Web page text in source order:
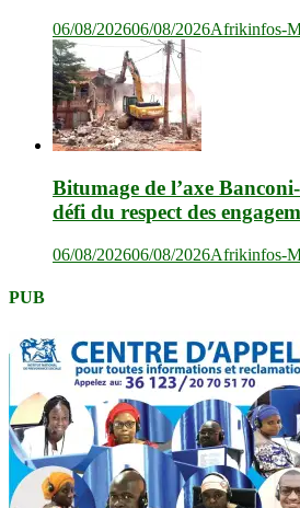
06/08/202606/08/2026Afrikinfos-
Bitumage de l’axe
défi du respect des
06/08/202606/08/2026Afrikinfos-
PUB